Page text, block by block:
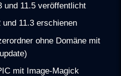
und 11.5 veröffentlicht
und 11.3 erschienen
ohne Domäne mit
mit Image-Magick